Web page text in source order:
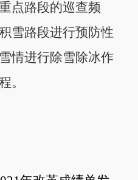
点路段的巡查频
雪路段进行预防性
情进行除雪除冰作
。